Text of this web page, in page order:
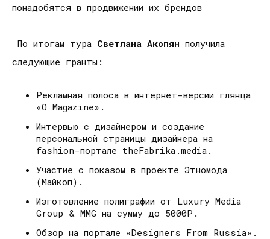
понадобятся в продвижении их брендов
По итогам тура Светлана Акопян получила
следующие гранты:
Рекламная полоса в интернет-версии глянца
«O Magazine».
Интервью с дизайнером и создание
персональной страницы дизайнера на
fashion-портале theFabrika.media.
Участие с показом в проекте Этномода
(Майкоп).
Изготовление полиграфии от Luxury Media
Group & MMG на сумму до 5000Р.
Обзор на портале «Designers From Russia».